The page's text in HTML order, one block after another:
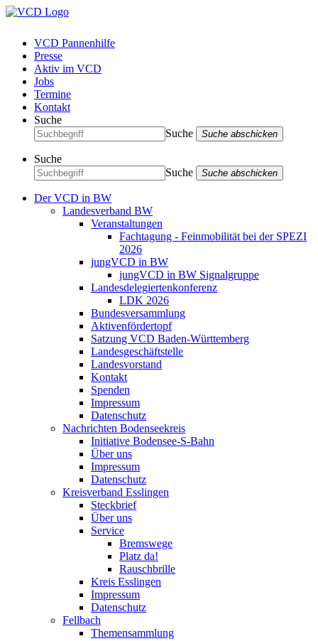
VCD Pannenhilfe
Presse
Aktiv im VCD
Jobs
Termine
Kontakt
Suche
Suche
Suche abschicken
Suche
Suche
Suche abschicken
Der VCD in BW
Landesverband BW
Veranstaltungen
Fachtagung - Feinmobilität bei der SPEZI
2026
jungVCD in BW
jungVCD in BW Signalgruppe
Landesdelegiertenkonferenz
LDK 2026
Bundesversammlung
Aktivenfördertopf
Satzung VCD Baden-Württemberg
Landesgeschäftstelle
Landesvorstand
Kontakt
Spenden
Impressum
Datenschutz
Nachrichten Bodenseekreis
Initiative Bodensee-S-Bahn
Über uns
Impressum
Datenschutz
Kreisverband Esslingen
Steckbrief
Über uns
Service
Bremswege
Platz da!
Rauschbrille
Kreis Esslingen
Impressum
Datenschutz
Fellbach
Themensammlung